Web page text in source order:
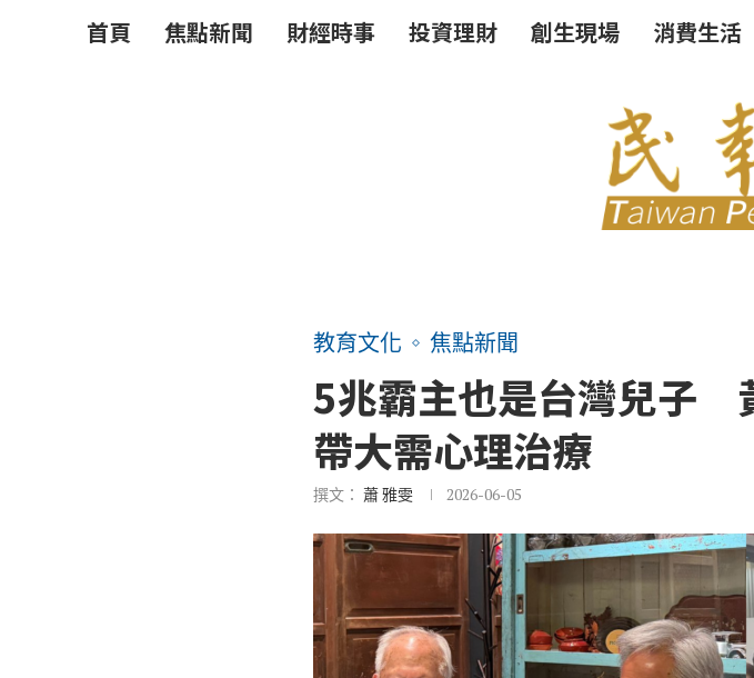
首頁 焦點新聞 財經時事 投資理財 創生現場 消費生活
教育文化 焦點新聞
5兆霸主也是台灣兒子
帶大需心理治療
撰文： 蕭 雅雯 2026-06-05